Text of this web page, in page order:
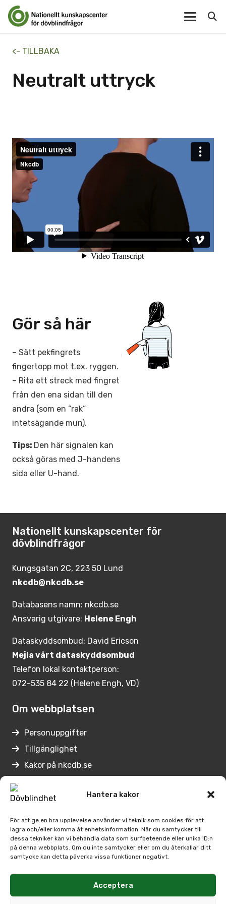
Hantera kakor
För att ge en bra upplevelse använder vi teknik som cookies för att
lagra och/eller komma åt enhetsinformation. När du samtycker till
dessa tekniker kan vi behandla data som surfbeteende eller unika ID:n
på denna webbplats. Om du inte samtycker eller om du återkallar ditt
samtycke kan detta påverka vissa funktioner negativt.
Acceptera
<- TILLBAKA
Neutralt uttryck
Gör så här
– Sätt pekfingrets
fingertopp mot t.ex. ryggen.
– Rita ett streck med fingret
från den ena sidan till den
andra (som en ”rak”
intetsägande mun).
Tips: Den här signalen kan
också göras med J-handens
sida eller U-hand.
Nationellt kunskapscenter för
dövblindfrågor
Kungsgatan 2C, 223 50 Lund
nkcdb@nkcdb.se
Databasens namn: nkcdb.se
Ansvarig utgivare: Helene Engh
Dataskyddsombud: David Ericson
Mejla vårt dataskyddsombud
Telefon lokal kontaktperson:
072-535 84 22 (Helene Engh, VD)
Om webbplatsen
Personuppgifter
Tillgänglighet
Kakor på nkcdb.se
Medarbetare på Nkcdb
Regionernas
Arbetsförmedlingens kontaktpersoner